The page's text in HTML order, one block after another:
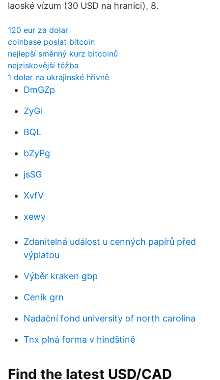
laoské vízum (30 USD na hranici), 8.
120 eur za dolar
coinbase poslat bitcoin
nejlepší směnný kurz bitcoinů
nejziskovější těžba
1 dolar na ukrajinské hřivně
DmGZp
ZyGi
BQL
bZyPg
jsSG
XvfV
xewy
Zdanitelná událost u cenných papírů před
výplatou
Výběr kraken gbp
Ceník grn
Nadační fond university of north carolina
Tnx plná forma v hindštině
Find the latest USD/CAD